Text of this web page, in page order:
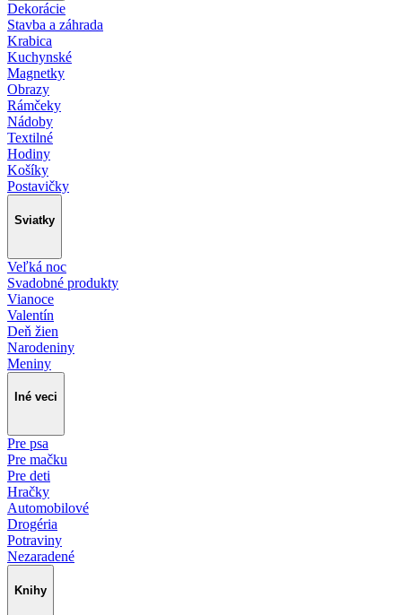
Dekorácie
Stavba a záhrada
Krabica
Kuchynské
Magnetky
Obrazy
Rámčeky
Nádoby
Textilné
Hodiny
Košíky
Postavičky
Sviatky
Veľká noc
Svadobné produkty
Vianoce
Valentín
Deň žien
Narodeniny
Meniny
Iné veci
Pre psa
Pre mačku
Pre deti
Hračky
Automobilové
Drogéria
Potraviny
Nezaradené
Knihy